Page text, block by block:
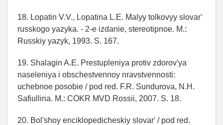
18. Lopatin V.V., Lopatina L.E. Malyy tolkovyy slovar'
russkogo yazyka. - 2-e izdanie, stereotipnoe. M.:
Russkiy yazyk, 1993. S. 167.
19. Shalagin A.E. Prestupleniya protiv zdorov'ya
naseleniya i obschestvennoy nravstvennosti:
uchebnoe posobie / pod red. F.R. Sundurova, N.H.
Safiullina. M.: COKR MVD Rossii, 2007. S. 18.
20. Bol'shoy enciklopedicheskiy slovar' / pod red.